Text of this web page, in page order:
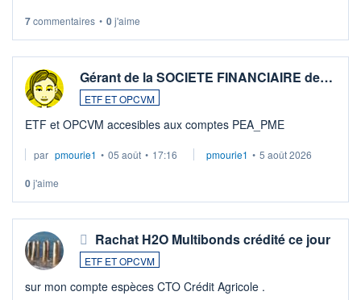
7commentaires • 0j'aime
Gérant de la SOCIETE FINANCIAIRE de…
ETF ET OPCVM
ETF et OPCVM accesibles aux comptes PEA_PME
par pmourie1 • 05 août • 17:16 pmourie1 • 5 août 2026
0j'aime
Rachat H2O Multibonds crédité ce jour
ETF ET OPCVM
sur mon compte espèces CTO Crédit Agricole .